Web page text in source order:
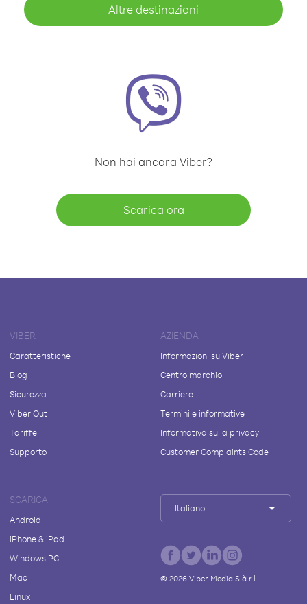
Altre destinazioni
Non hai ancora Viber?
Scarica ora
VIBER
Caratteristiche
Blog
Sicurezza
Viber Out
Tariffe
Supporto
AZIENDA
Informazioni su Viber
Centro marchio
Carriere
Termini e informative
Informativa sulla privacy
Customer Complaints Code
SCARICA
Android
iPhone & iPad
Windows PC
Mac
Linux
Italiano
© 2026Viber Media S.à r.l.